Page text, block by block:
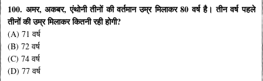
100. अमर, अकबर, एंथोनी तीनों की वर्तमान उम्र मिलाकर 80 वर्ष है। तीन वर्ष पहले
तीनों की उम्र मिलाकर कितनी रही होगी?
(A) 71 वर्ष
(B) 72 वर्ष
(C) 74 वर्ष
(D) 77 वर्ष